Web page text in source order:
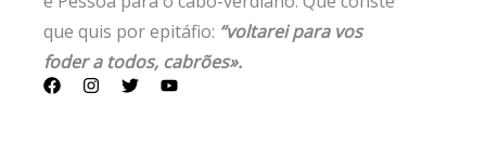
que quis por epitáfio: “voltarei para vos
foder a todos, cabrões».